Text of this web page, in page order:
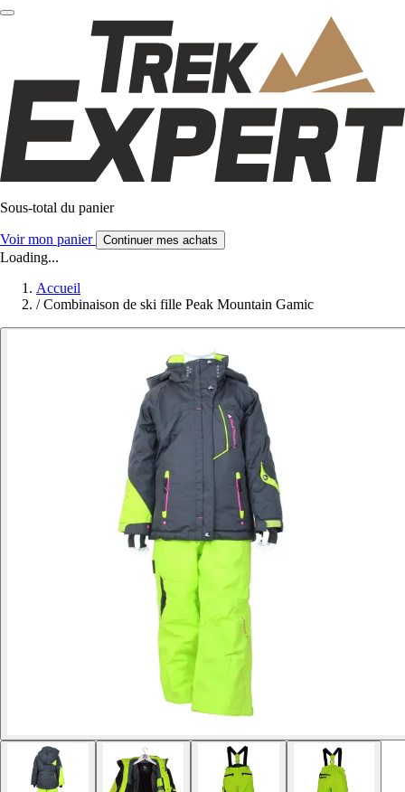
Sous-total du panier
Voir mon panier Continuer mes achats
Loading...
Accueil
/ Combinaison de ski fille Peak Mountain Gamic